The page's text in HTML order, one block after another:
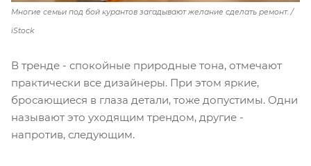
Многие семьи под бой курантов загадывают желание сделать ремонт. /
iStock
В тренде - спокойные природные тона, отмечают
практически все дизайнеры. При этом яркие,
бросающиеся в глаза детали, тоже допустимы. Одни
называют это уходящим трендом, другие -
напротив, следующим.